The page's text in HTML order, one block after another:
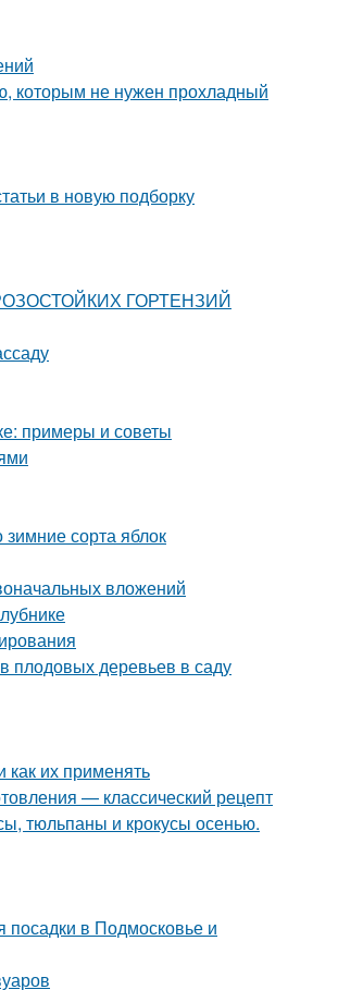
которым не нужен прохладный
в новую подборку
ГОРТЕНЗИЙ
примеры и советы
сорта яблок
вложений
плодовых деревьев в саду
их применять
— классический рецепт
тюльпаны и крокусы осенью.
посадки в Подмосковье и